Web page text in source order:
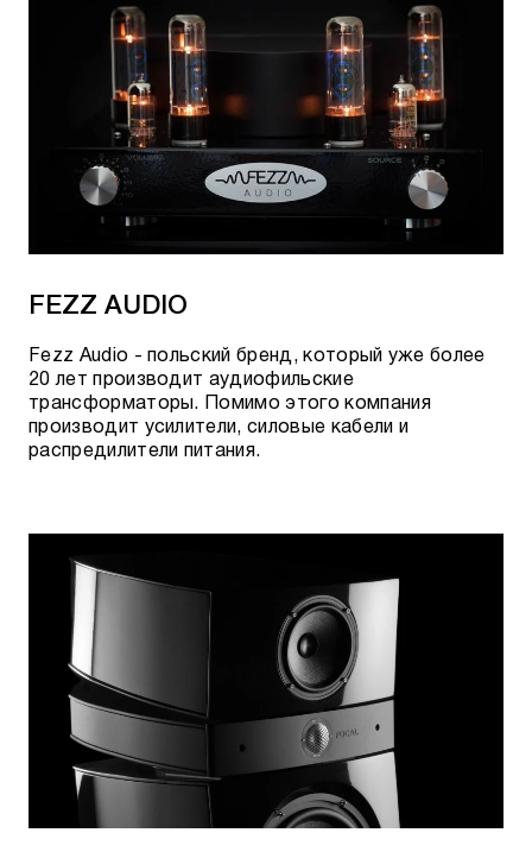
FEZZ AUDIO
Fezz Audio - польский бренд, который уже более
20 лет производит аудиофильские
трансформаторы. Помимо этого компания
производит усилители, силовые кабели и
распредилители питания.